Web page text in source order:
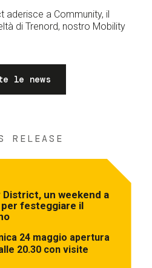
aderisce a Community, il
di Trenord, nostro Mobility
le news
RELEASE
un weekend a
festeggiare il
24 maggio apertura
20.30 con visite